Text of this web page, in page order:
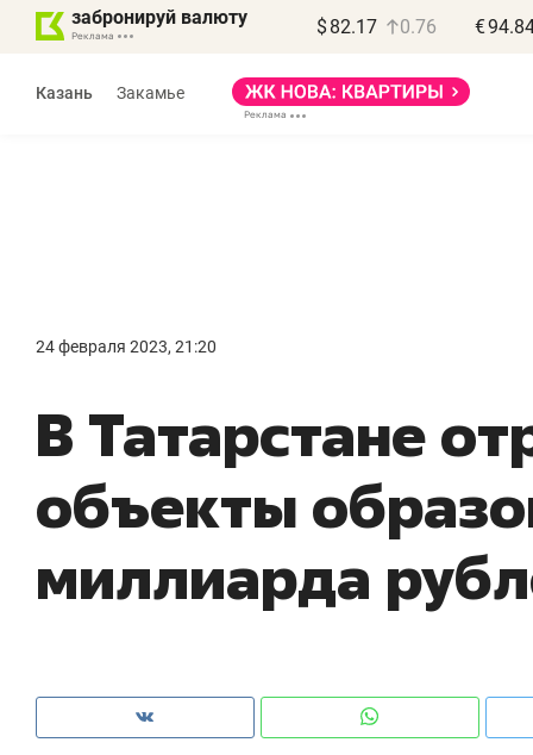
забронируй валюту $ 82.17 0.76 €
Казань Закамье
24 февраля 2023, 21:20
В Татарстане
объекты
миллиарда
правил, бизнес может
потерять минимум
Как бизнесу выйти на зарубежные
рынки, почему надо знать аксакалов и
чем интересен Оман?